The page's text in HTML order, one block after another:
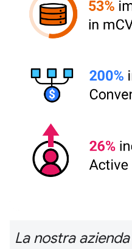
La nostra